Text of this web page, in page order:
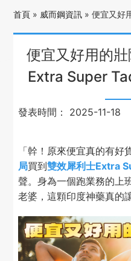
首頁 » 威而鋼資訊 »便宜又好
便宜又好用的
Extra Super
發表時間： 2025-11-18
「幹！原來便宜真的有好
局買到雙效犀利士Extra
聲。身為一個跑業務的上
老婆，這顆印度神藥真的